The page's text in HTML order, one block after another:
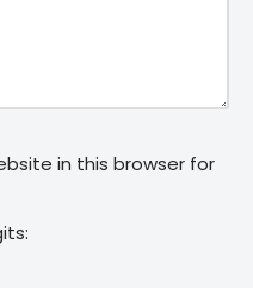
in this browser for